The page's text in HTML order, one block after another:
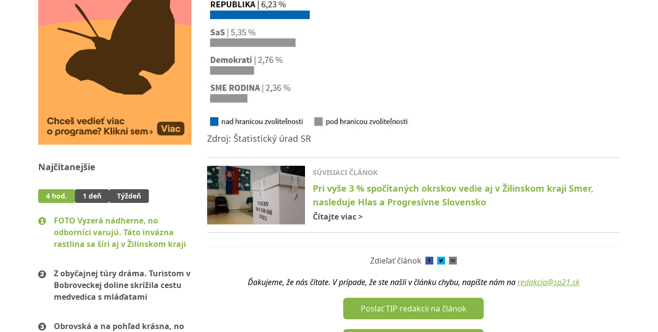
Najčítanejšie
4 hod. 1 deň Týždeň
FOTO Vyzerá nádherne, no
odborníci varujú. Táto invázna
rastlina sa šíri aj v Žilinskom kraji
Z obyčajnej túry dráma. Turistom v
Bobroveckej doline skrížila cestu
medvedica s mláďatami
Obrovská a na pohľad krásna, no
Zdroj: Štatistický úrad SR
SÚVISIACI ČLÁNOK
Pri vyše 3 % spočítaných okrskov vedie aj v Žilinskom kraji Smer,
nasleduje Hlas a Progresívne Slovensko
Čítajte viac>
Zdieľať článok
Ďakujeme, že nás čítate. V prípade, že ste našli v článku chybu, napíšte nám na redakcia@sp21.sk
Poslať TIP redakcii na článok